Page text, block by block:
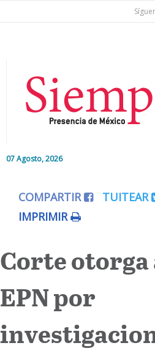
07 Agosto, 2026
Editorial
Colaboradores
Internacional
Cultura
COMPARTIR TUITEAR
IMPRIMIR
Corte otorga
EPN por